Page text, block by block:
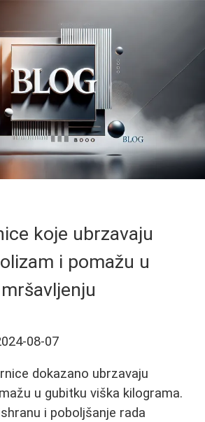
koje ubrzavaju
i pomažu u
mršavljenju
08-07
dokazano ubrzavaju
u gubitku viška kilograma.
i poboljšanje rada